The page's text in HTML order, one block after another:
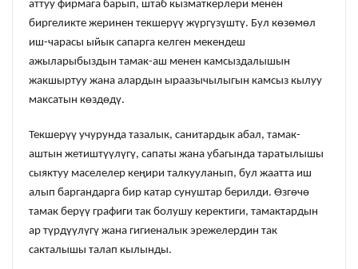
аттуу фирмага барып, штаб кызматкерлери менен
биргеликте жеринен текшерүү жүргүзүштү. Бул көзөмөл
иш-чарасы ыйык сапарга келген мекендеш
ажыларыбыздын тамак-аш менен камсыздалышын
жакшыртуу жана алардын ыраазычылыгын камсыз кылуу
максатын көздөдү.
Текшерүү учурунда тазалык, санитардык абал, тамак-
аштын жетиштүүлүгү, сапаты жана убагында таратылышы
сыяктуу маселелер кеңири талкууланып, бул жаатта иш
алып баргандарга бир катар сунуштар берилди. Өзгөчө
тамак берүү графиги так болушу керектиги, тамактардын
ар түрдүүлүгү жана гигиеналык эрежелердин так
сакталышы талап кылынды.